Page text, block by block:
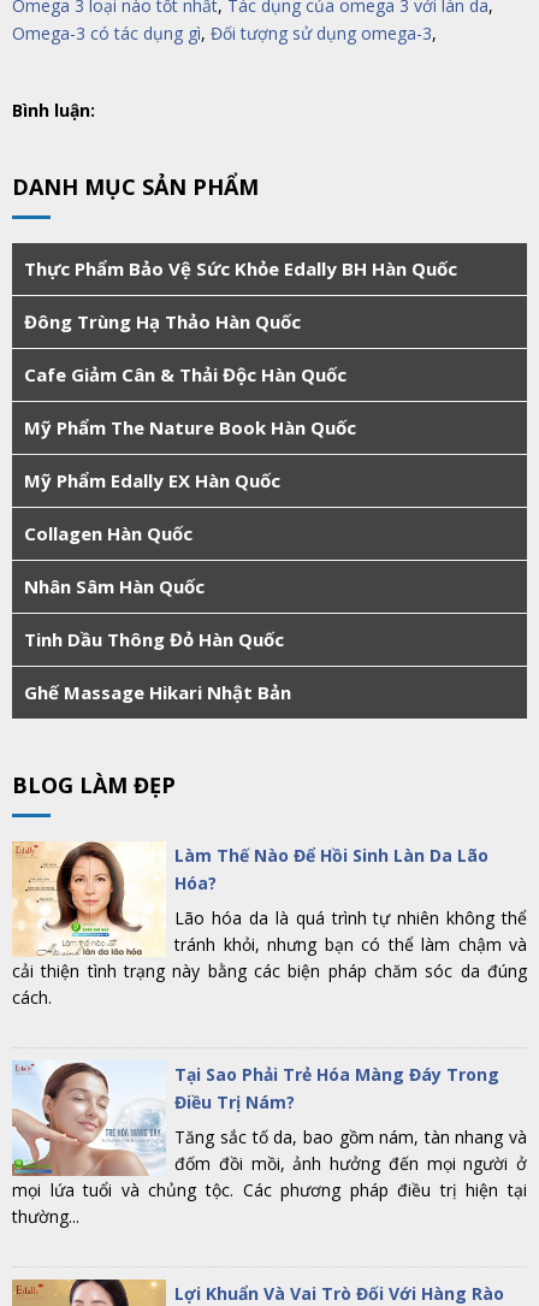
Omega 3 loại nào tốt nhất, Tác dụng của omega 3 với làn da,
Omega-3 có tác dụng gì, Đối tượng sử dụng omega-3,
Bình luận:
DANH MỤC SẢN PHẨM
Thực Phẩm Bảo Vệ Sức Khỏe Edally BH Hàn Quốc
Đông Trùng Hạ Thảo Hàn Quốc
Cafe Giảm Cân & Thải Độc Hàn Quốc
Mỹ Phẩm The Nature Book Hàn Quốc
Mỹ Phẩm Edally EX Hàn Quốc
Collagen Hàn Quốc
Nhân Sâm Hàn Quốc
Tinh Dầu Thông Đỏ Hàn Quốc
Ghế Massage Hikari Nhật Bản
BLOG LÀM ĐẸP
Làm Thế Nào Để Hồi Sinh Làn Da Lão
Hóa?
Lão hóa da là quá trình tự nhiên không thể
tránh khỏi, nhưng bạn có thể làm chậm và
cải thiện tình trạng này bằng các biện pháp chăm sóc da đúng
cách.
Tại Sao Phải Trẻ Hóa Màng Đáy Trong
Điều Trị Nám?
Tăng sắc tố da, bao gồm nám, tàn nhang và
đốm đồi mồi, ảnh hưởng đến mọi người ở
mọi lứa tuổi và chủng tộc. Các phương pháp điều trị hiện tại
thường...
Lợi Khuẩn Và Vai Trò Đối Với Hàng Rào